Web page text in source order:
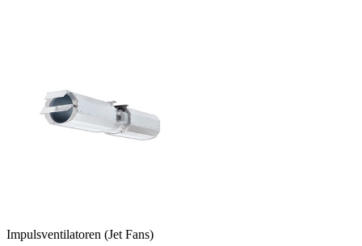
Impulsventilatoren (Jet Fans)